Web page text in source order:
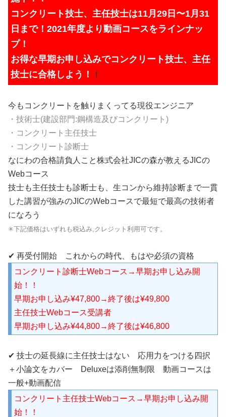
コンクリート技士、主任技士は11月29日〜1月31
日まで！ 2021年度より動画コースをラインナッ
プ！
お得な早期お申し込みでコンクリート技士、主任
技士に合格しよう！
！
今もコンクリートを触りまくってる現役エンジニア
・技術士(建設部門:鋼構造及びコンクリート)
・コンクリート主任技士
・コンクリート診断士
なにわの合格請負人こと株式会社JICの森が教えるJICの
Webコース
技士も主任技士も診断士も、生コンから維持診断まで一貫
した講習が強みのJICのWebコースで最短で最高の技術者
になろう
✳︎下記価格はいずれも税込み,クレジット利用可です。
✔︎ 再受付開始 これからの時代、もはや必須の資格
コンクリート診断士Webコース→早期お申し込み開
始！！
早期お申し込み¥47,800→終了後は¥49,800
主任技士Webコース受講者
早期お申し込み¥44,800→終了後は¥46,800
✔︎ 技士の延長線に主任技士はない 応用力をつける四択
＋小論文をカバー Deluxeは添削無制限 動画コースは
一般+動画配信
コンクリート主任技士Webコース→早期お申し込み開
始！！